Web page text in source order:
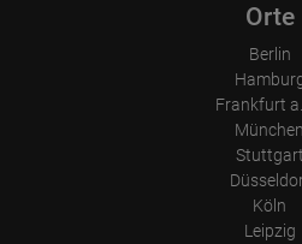
Orte
Berlin
Frankfurt a.
München
Stuttgart
Köln
Leipzig